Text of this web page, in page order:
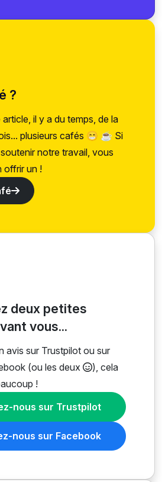
?
il y a du temps, de la
plusieurs cafés 😁 ☕ Si
notre travail, vous
offrir un !
deux petites
vous...
avis sur Trustpilot ou sur
(ou les deux
), cela
!
nous sur Trustpilot
nous sur Facebook